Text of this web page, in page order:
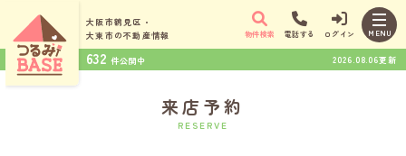
大阪市鶴見区・
大東市の不動産情報 物件検索 電話する ログイン MENU
632 件公開中 2026.08.06更新
来店予約
RESERVE